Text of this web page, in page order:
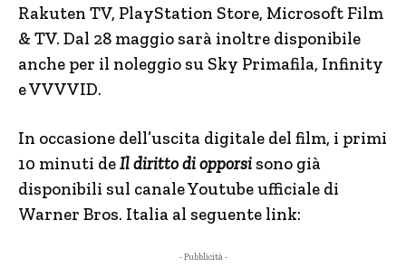
Rakuten TV, PlayStation Store, Microsoft Film
& TV. Dal 28 maggio sarà inoltre disponibile
anche per il noleggio su Sky Primafila, Infinity
e VVVVID.
In occasione dell’uscita digitale del film, i primi
10 minuti deIl diritto di opporsi sono già
disponibili sul canale Youtube ufficiale di
Warner Bros. Italia al seguente link:
- Pubblicità -